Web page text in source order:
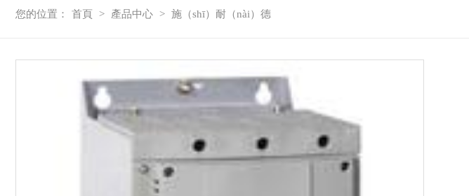
您的位置： 首頁 > 產品中心 > 施（shī）耐（nài）德